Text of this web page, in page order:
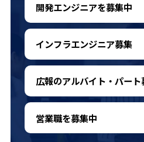
開発エンジニアを募集中
インフラエンジニア募集
広報のアルバイト・パート
営業職を募集中